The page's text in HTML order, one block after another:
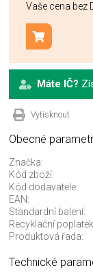
Vaše cena bez
Přidat do
Máte IČ?
Vytisknout
Obecné
Značka:
Kód zboží:
Kód dodavatele:
EAN:
Standardní balení:
Recyklační
Produktová řada:
Technické